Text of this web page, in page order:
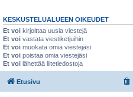
KESKUSTELUALUEEN OIKEUDET
Et voi kirjoittaa uusia viestejä
Et voi vastata viestiketjuihin
Et voi muokata omia viestejäsi
Et voi poistaa omia viestejäsi
Et voi lähettää liitetiedostoja
Etusivu